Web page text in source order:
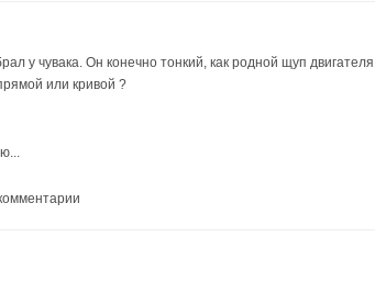
у чувака. Он конечно тонкий, как родной щуп
или кривой ?